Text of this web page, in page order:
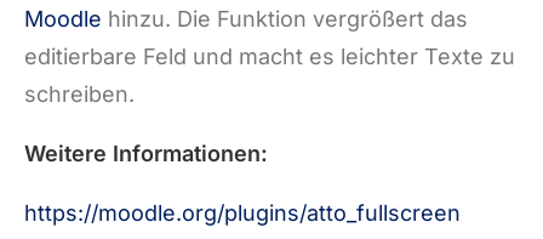
Moodle hinzu. Die Funktion vergrößert das
editierbare Feld und macht es leichter Texte zu
schreiben.
Weitere Informationen:
https://moodle.org/plugins/atto_fullscreen